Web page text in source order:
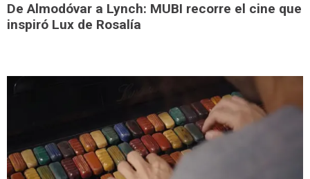
De Almodóvar a Lynch: MUBI recorre el cine que
inspiró Lux de Rosalía